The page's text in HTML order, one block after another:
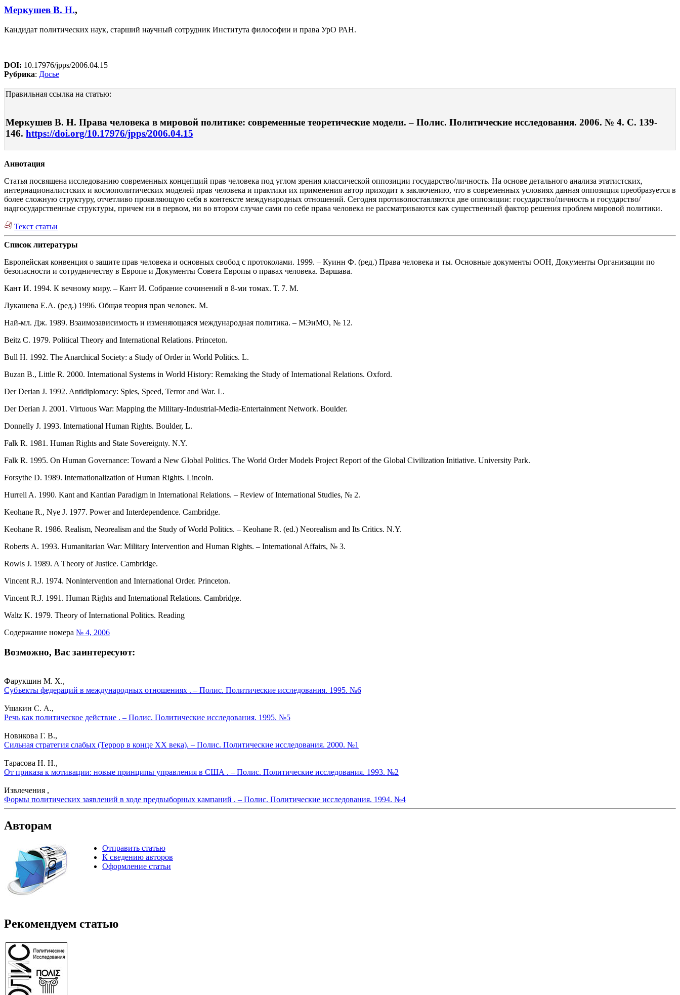
Меркушев В. Н.,
Кандидат политических наук, старший научный сотрудник Института философии и права УрО РАН.
DOI: 10.17976/jpps/2006.04.15
Рубрика: Досье
Правильная ссылка на статью:
Меркушев В. Н. Права человека в мировой политике: современные теоретические модели. – Полис. Политические исследования. 2006. № 4. С. 139-
146. https://doi.org/10.17976/jpps/2006.04.15
Аннотация
Статья посвящена исследованию современных концепций прав человека под углом зрения классической оппозиции государство/личность. На основе детального анализа этатистских,
интернационалистских и космополитических моделей прав человека и практики их применения автор приходит к заключению, что в современных условиях данная оппозиция преобразуется в
более сложную структуру, отчетливо проявляющую себя в контексте международных отношений. Сегодня противопоставляются две оппозиции: государство/личность и государство/
надгосударственные структуры, причем ни в первом, ни во втором случае сами по себе права человека не рассматриваются как существенный фактор решения проблем мировой политики.
Текст статьи
Список литературы
Европейская конвенция о защите прав человека и основных свобод с протоколами. 1999. – Куинн Ф. (ред.) Права человека и ты. Основные документы ООН, Документы Организации по
безопасности и сотрудничеству в Европе и Документы Совета Европы о правах человека. Варшава.
Кант И. 1994. К вечному миру. – Кант И. Собрание сочинений в 8-ми томах. Т. 7. М.
Лукашева Е.А. (ред.) 1996. Общая теория прав человек. М.
Най-мл. Дж. 1989. Взаимозависимость и изменяющаяся международная политика. – МЭиМО, № 12.
Beitz C. 1979. Political Theory and International Relations. Princeton.
Bull H. 1992. The Anarchical Society: a Study of Order in World Politics. L.
Buzan B., Little R. 2000. International Systems in World History: Remaking the Study of International Relations. Oxford.
Der Derian J. 1992. Antidiplomacy: Spies, Speed, Terror and War. L.
Der Derian J. 2001. Virtuous War: Mapping the Military-Industrial-Media-Entertainment Network. Boulder.
Donnelly J. 1993. International Human Rights. Boulder, L.
Falk R. 1981. Human Rights and State Sovereignty. N.Y.
Falk R. 1995. On Human Governance: Toward a New Global Politics. The World Order Models Project Report of the Global Civilization Initiative. University Park.
Forsythe D. 1989. Internationalization of Human Rights. Lincoln.
Hurrell A. 1990. Kant and Kantian Paradigm in International Relations. – Review of International Studies, № 2.
Keohane R., Nye J. 1977. Power and Interdependence. Cambridge.
Keohane R. 1986. Realism, Neorealism and the Study of World Politics. – Keohane R. (ed.) Neorealism and Its Critics. N.Y.
Roberts А. 1993. Humanitarian War: Military Intervention and Human Rights. – International Affairs, № 3.
Rowls J. 1989. A Theory of Justice. Cambridge.
Vincent R.J. 1974. Nonintervention and International Order. Princeton.
Vincent R.J. 1991. Human Rights and International Relations. Cambridge.
Waltz K. 1979. Theory of International Politics. Reading
Содержание номера № 4, 2006
Возможно, Вас заинтересуют:
Фарукшин М. Х.,
Субъекты федераций в международных отношениях . – Полис. Политические исследования. 1995. №6
Ушакин С. А.,
Речь как политическое действие . – Полис. Политические исследования. 1995. №5
Новикова Г. В.,
Сильная стратегия слабых (Террор в конце ХХ века). – Полис. Политические исследования. 2000. №1
Тарасова Н. Н.,
От приказа к мотивации: новые принципы управления в США . – Полис. Политические исследования. 1993. №2
Извлечения ,
Формы политических заявлений в ходе предвыборных кампаний . – Полис. Политические исследования. 1994. №4
Авторам
Отправить статью
К сведению авторов
Оформление статьи
Рекомендуем статью